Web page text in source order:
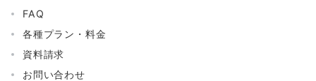
FAQ
各種プラン・料金
資料請求
お問い合わせ